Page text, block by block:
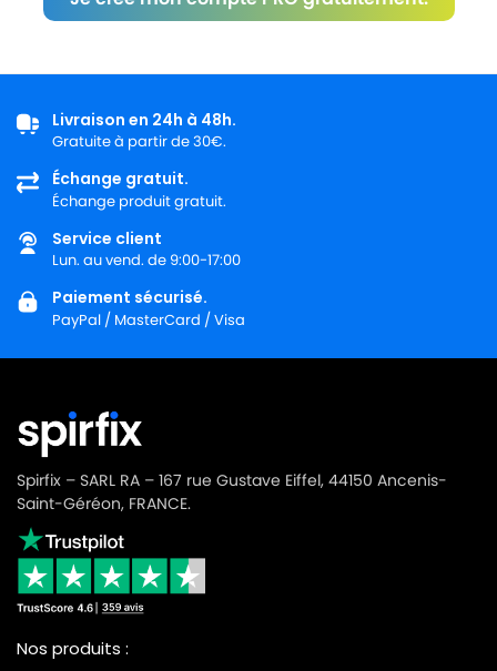
Livraison en 24h à 48h.
Gratuite à partir de 30€.
Échange gratuit.
Échange produit gratuit.
Service client
Lun. au vend. de 9:00-17:00
Paiement sécurisé.
PayPal / MasterCard / Visa
Spirfix – SARL RA – 167 rue Gustave Eiffel, 44150 Ancenis-
Saint-Géréon, FRANCE.
Nos produits :